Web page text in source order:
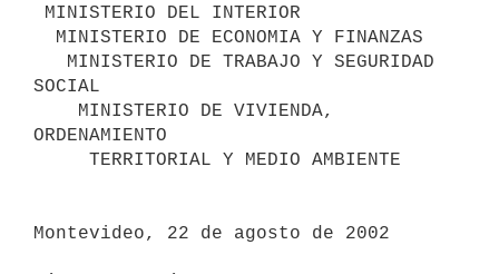
SOCIAL
ORDENAMIENTO
Montevideo, 22 de agosto de 2002